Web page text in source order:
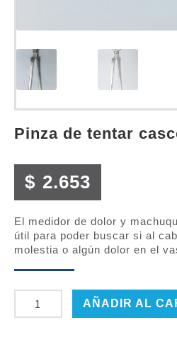
pinza de tentar
$ 2.653
El medidor de dolor y
útil para poder buscar si al
molestia o algún dolor en el
PINZA
DE
AÑADIR AL